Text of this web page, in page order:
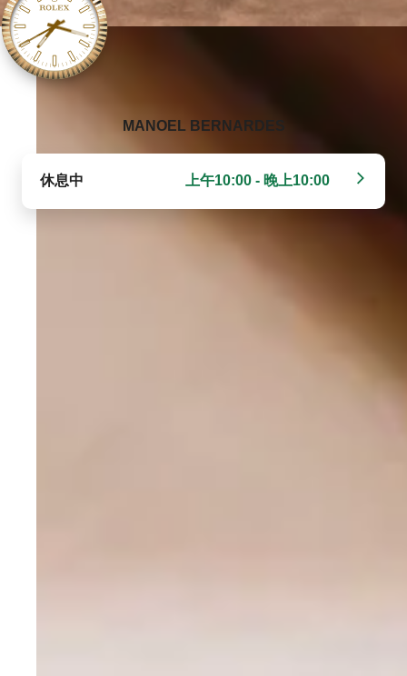
‭MANOEL BERNARDES‬
休息中 上午10:00 - 晚上10:00